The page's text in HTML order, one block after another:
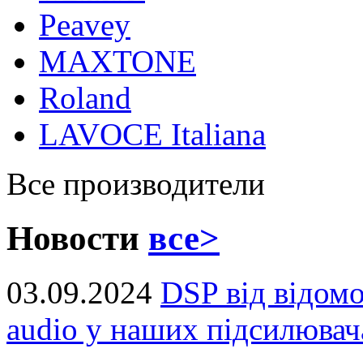
Peavey
MAXTONE
Roland
LAVOCE Italiana
Все производители
Новости все>
03.09.2024 DSP від
audio у наших